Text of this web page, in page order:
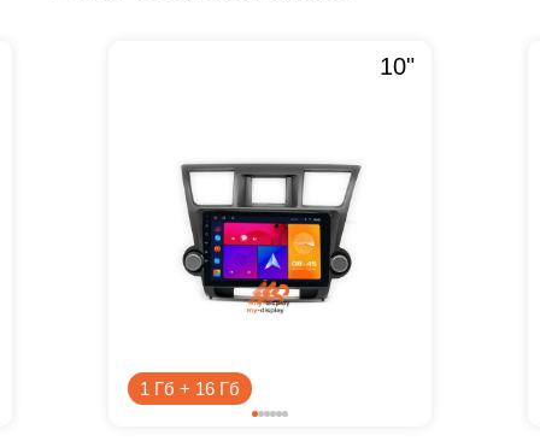
1 Гб + 16 Гб
10"